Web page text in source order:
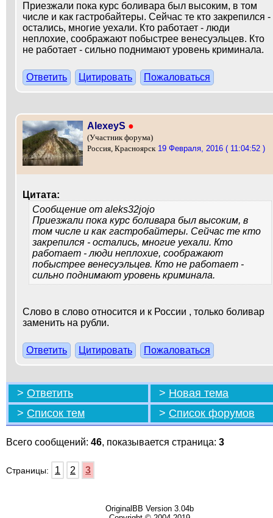
Приезжали пока курс боливара был высоким, в том
числе и как гастробайтеры. Сейчас те кто закрепился -
остались, многие уехали. Кто работает - люди
неплохие, соображают побыстрее венесуэльцев. Кто
не работает - сильно поднимают уровень криминала.
Ответить Цитировать Пожаловаться
AlexeyS ●
(Участник форума)
Россия, Красноярск 19 Февраля, 2016 ( 11:04:52 )
Цитата:
Сообщение от aleks32jojo
Приезжали пока курс боливара был высоким, в
том числе и как гастробайтеры. Сейчас те кто
закрепился - остались, многие уехали. Кто
работает - люди неплохие, соображают
побыстрее венесуэльцев. Кто не работает -
сильно поднимают уровень криминала.
Слово в слово относится и к России , только боливар
заменить на рубли.
Ответить Цитировать Пожаловаться
> Ответить > Новая тема
> Список тем > Список форумов
Всего сообщений: 46, показывается страница: 3
Страницы: 1 2 3
OriginalBB Version 3.04b